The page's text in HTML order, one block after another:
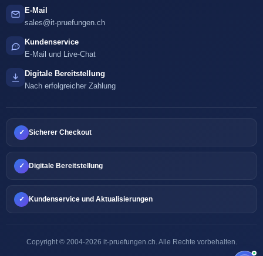
E-Mail
sales@it-pruefungen.ch
Kundenservice
E-Mail und Live-Chat
Digitale Bereitstellung
Nach erfolgreicher Zahlung
✓ Sicherer Checkout
✓ Digitale Bereitstellung
✓ Kundenservice und Aktualisierungen
Copyright © 2004-2026 it-pruefungen.ch. Alle Rechte vorbehalten.